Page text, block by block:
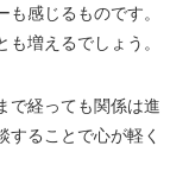
感じるものです。
増えるでしょう。
で経っても関係は進
することで心が軽く